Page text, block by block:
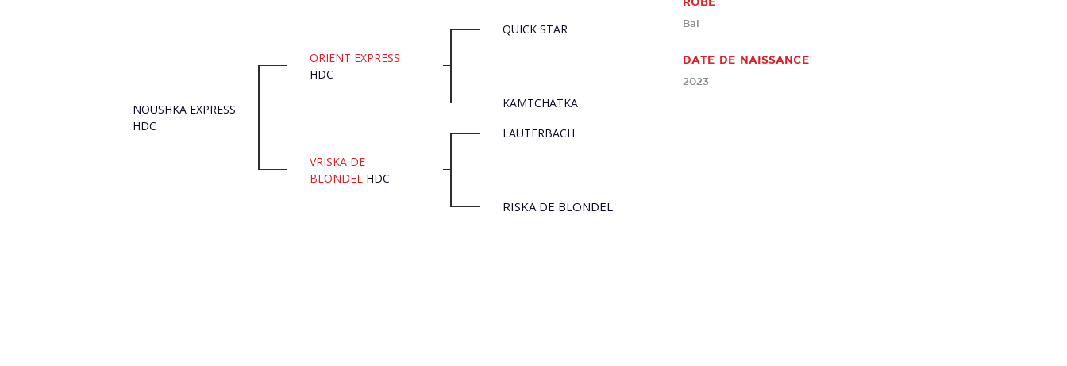
NOUSHKA EXPRESS
HDC
ORIENT EXPRESS
HDC
QUICK STAR
KAMTCHATKA
LAUTERBACH
RISKA DE BLONDEL
VRISKA DE
BLONDEL HDC
Bai
DATE DE NAISSANCE
2023